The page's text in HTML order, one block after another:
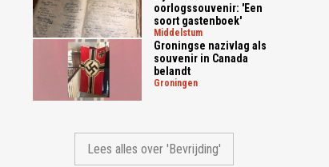
oorlogssouvenir: 'Een
soort gastenboek'
middelstum
Groningse nazivlag als
souvenir in Canada
belandt
groningen
Lees alles over 'Bevrijding'